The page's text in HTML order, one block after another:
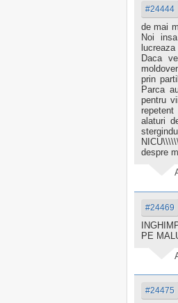
#24444
de mai
Noi
Daca
prin
Parca
pentru
alaturi
despre
#24469
PE
#24475